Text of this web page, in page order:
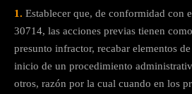
1. Establecer que, de conformidad con
30714, las acciones previas tienen
presunto infractor, recabar elementos
inicio de un procedimiento
otros, razón por la cual cuando en los